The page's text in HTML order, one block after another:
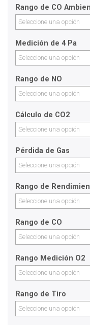
Rango de CO
Seleccione una opción
Medición de 4 Pa
Seleccione una opción
Rango de NO
Seleccione una opción
Cálculo de CO2
Seleccione una opción
Pérdida de Gas
Seleccione una opción
Rango de
Seleccione una opción
Rango de CO
Seleccione una opción
Rango Medición O2
Seleccione una opción
Rango de Tiro
Seleccione una opción